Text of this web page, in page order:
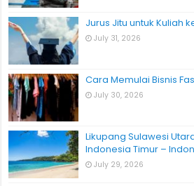
Jurus Jitu untuk Kuliah
July 31, 2026
Cara Memulai Bisnis
July 30, 2026
Likupang Sulawesi
Indonesia Timur –
July 29, 2026